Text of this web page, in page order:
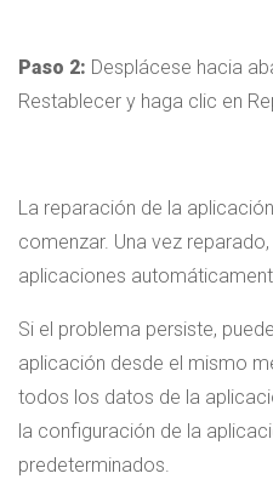
Paso 2: Desplácese hacia
Restablecer y haga clic en
La reparación de la
comenzar. Una vez
aplicaciones
Si el problema persiste,
aplicación desde el mismo
todos los datos de la
la configuración de la
predeterminados.